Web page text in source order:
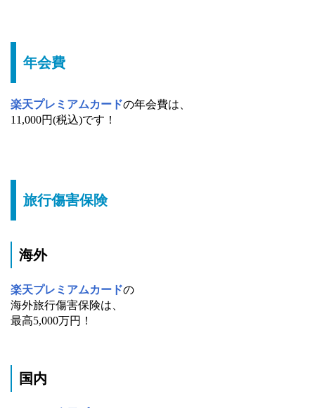
年会費
楽天プレミアムカードの年会費は、
11,000円(税込)です！
旅行傷害保険
海外
楽天プレミアムカードの
海外旅行傷害保険は、
最高5,000万円！
国内